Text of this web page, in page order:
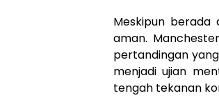
Meskipun berada
aman.
pertandingan
menjadi ujian
tengah tekanan